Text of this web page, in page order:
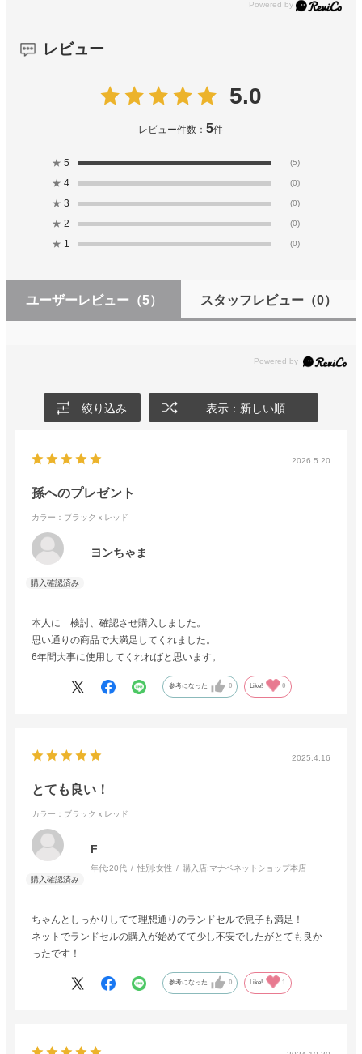
レビュー
5.0
レビュー件数：5件
★ 5 (5)
★ 4 (0)
★ 3 (0)
★ 2 (0)
★ 1 (0)
ユーザーレビュー （5） スタッフレビュー（0）
絞り込み 表示：新しい順
2026.5.20
孫へのプレゼント
カラー：ブラックｘレッド
ヨンちゃま
本人に 検討、確認させ購入しました。
思い通りの商品で大満足してくれました。
6年間大事に使用してくれればと思います。
参考になった 0 Like! 0
2025.4.16
とても良い！
カラー：ブラックｘレッド
F
年代:20代 性別:女性 購入店:マナベネットショップ本店
ちゃんとしっかりしてて理想通りのランドセルで息子も満足！
ネットでランドセルの購入が始めてて少し不安でしたがとても良か
ったです！
参考になった 0 Like! 1